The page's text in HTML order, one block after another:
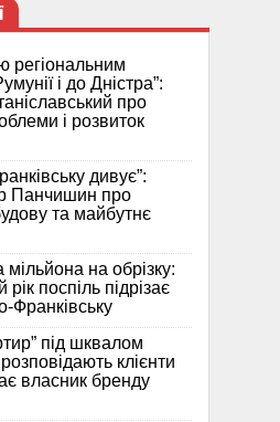
регіональним
і до Дністра”:
про
і розвиток
дивує”:
Панчишин про
та майбутнє
мільйона на обрізку:
поспіль підрізає
Франківську
під шквалом
клієнти
власник бренду